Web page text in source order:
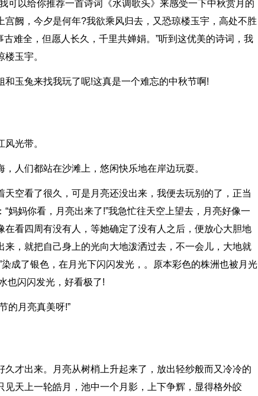
可以给你推荐一首诗词《水调歌头》来感受一下中秋赏月的
阙，今夕是何年?我欲乘风归去，又恐琼楼玉宇，高处不胜
古难全，但愿人长久，千里共婵娟。”听到这优美的诗词，我
玉宇。
玉兔来找我玩了呢!这真是一个难忘的中秋节啊!
光带。
人们都站在沙滩上，悠闲快乐地在岸边玩耍。
空看了很久，可是月亮还没出来，我便去玩别的了，正当
妈妈你看，月亮出来了!”我急忙往天空上望去，月亮好像一
看四周有没有人，等她确定了没有人之后，便放心大胆地
，就把自己身上的光向大地泼洒过去，不一会儿，大地就
成了银色，在月光下闪闪发光，。原本彩色的株洲也被月光
也闪闪发光，好看极了!
的月亮真美呀!”
才出来。月亮从树梢上升起来了，放出轻纱般而又冷冷的
天上一轮皓月，池中一个月影，上下争辉，显得格外皎